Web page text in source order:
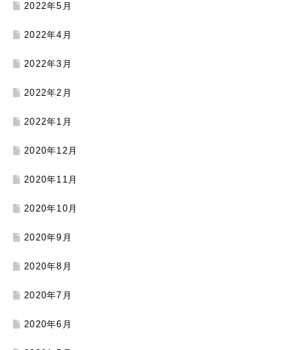
2022年5月
2022年4月
2022年3月
2022年2月
2022年1月
2020年12月
2020年11月
2020年10月
2020年9月
2020年8月
2020年7月
2020年6月